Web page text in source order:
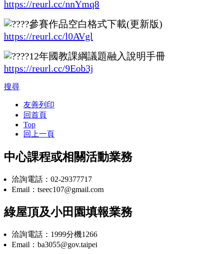
https://reurl.cc/nnYmq8
參賽作品空白格式下載(更新版)
https://reurl.cc/l0AVgl
12年國教課綱議題融入說明手冊
https://reurl.cc/9Eob3j
搜尋
友善列印
回首頁
Top
回上一頁
中心課程或相關活動業務
洽詢電話：02-29377717
Email：tseec107@gmail.com
綠屋頂及小田園填報業務
洽詢電話：1999分機1266
Email：ba3055@gov.taipei